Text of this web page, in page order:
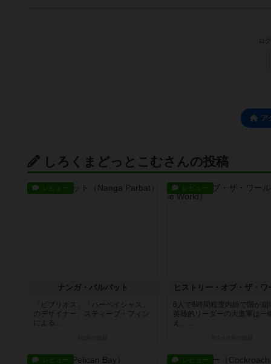
ロ
ア
しろくまどっとこむさんの投稿
レビュー
ナンガ・パルバット
「ビブリオス」「ハーベイシャス」
のデザイナー、スティーブ・フィン
による...
レビュー
ヒストリー・オブ・ザ・ワ
6人で6時間程度内紛で国が崩
英雄的リーダーの大進軍は一
え、...
レビュー レビュー